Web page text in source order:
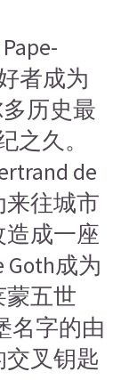
者成为
历史最
之久。
de
来往城市
成一座
Goth成为
蒙五世
名字的由
叉钥匙